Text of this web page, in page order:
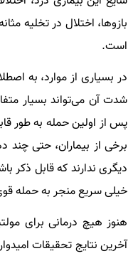
بازوها، اختلال در تخلیه
است.
در بسیاری از موارد، به
شدت آن می‌تواند بسیار
پس از اولین حمله به طور
برخی از بیماران، حتی
دیگری ندارند که قابل ذکر
خیلی سریع منجر به حمله
هنوز هیچ درمانی برای
آخرین نتایج تحقیقات